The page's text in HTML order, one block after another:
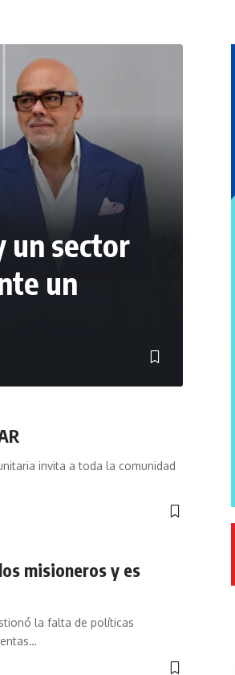
un sector
un
invita a toda la comunidad
misioneros y es
la falta de políticas
…